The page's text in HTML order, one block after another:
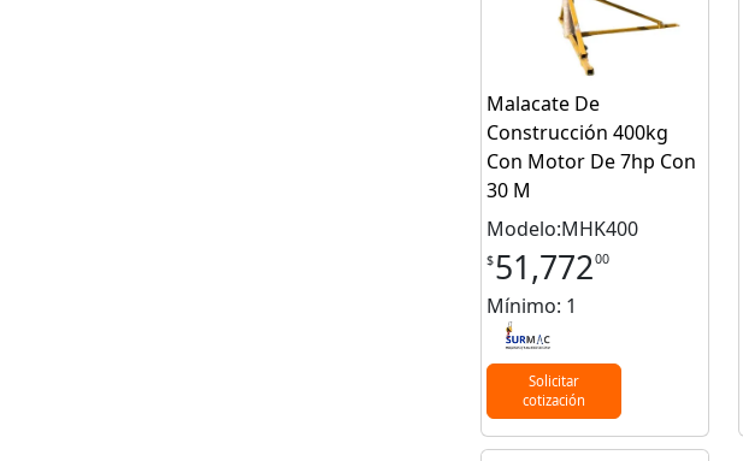
Malacate De
Construcción 400kg
Con Motor De 7hp Con
30 M
Modelo:MHK400
$51,77200
Mínimo: 1
Solicitar
cotización